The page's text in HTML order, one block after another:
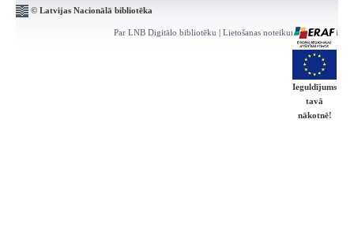
© Latvijas Nacionālā bibliotēka
Par LNB Digitālo bibliotēku | Lietošanas noteikumi | Kontakti
Ieguldījums
tavā
nākotnē!